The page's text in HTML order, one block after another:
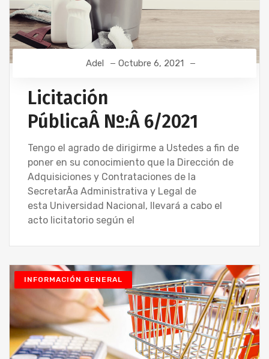
Adel Octubre 6, 2021
Licitación
PúblicaÂ Nº:Â 6/2021
Tengo el agrado de dirigirme a Ustedes a fin de
poner en su conocimiento que la Dirección de
Adquisiciones y Contrataciones de la
SecretarÃ­a Administrativa y Legal de
esta Universidad Nacional, llevará a cabo el
acto licitatorio según el
INFORMACIÓN GENERAL